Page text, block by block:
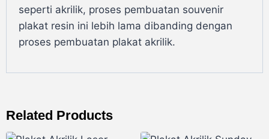
seperti akrilik, proses pembuatan souvenir
plakat resin ini lebih lama dibanding dengan
proses pembuatan plakat akrilik.
Related Products